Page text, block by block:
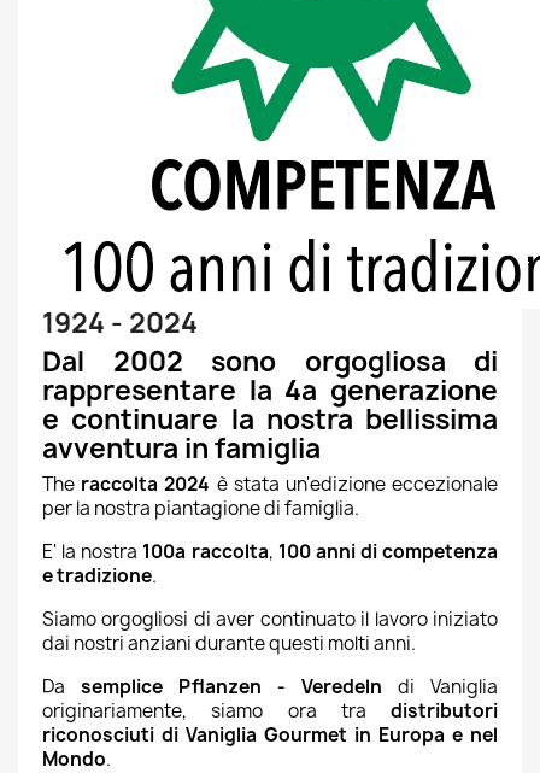
1924 - 2024
Dal 2002 sono orgogliosa di
rappresentare la 4a generazione
e continuare la nostra bellissima
avventura in famiglia
The raccolta 2024 è stata un'edizione eccezionale
per la nostra piantagione di famiglia.
E' la nostra 100a raccolta, 100 anni di competenza
e tradizione.
Siamo orgogliosi di aver continuato il lavoro iniziato
dai nostri anziani durante questi molti anni.
Da semplice Pflanzen - Veredeln di Vaniglia
originariamente, siamo ora tra distributori
riconosciuti di Vaniglia Gourmet in Europa e nel
Mondo.